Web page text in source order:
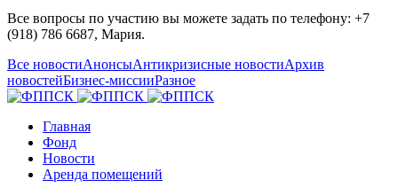
Все вопросы по участию вы можете задать по телефону: +7
(918) 786 6687, Мария.
Все новостиАнонсыАнтикризисные новостиАрхив
новостейБизнес-миссииРазное
Главная
Фонд
Новости
Аренда помещений